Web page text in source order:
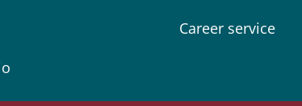
Career service